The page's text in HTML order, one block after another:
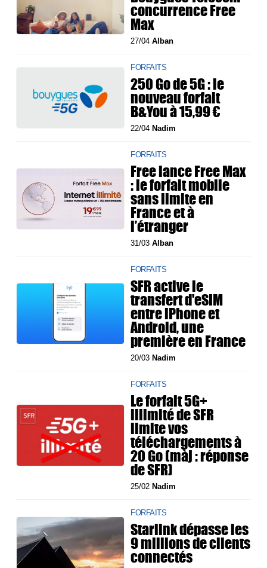
concurrence Free
Max
27/04Alban
FORFAITS
250 Go de 5G : le
nouveau forfait
B&You à 15,99 €
22/04 Nadim
FORFAITS
Free lance Free Max
: le forfait mobile
sans limite en
France et à
l’étranger
31/03Alban
FORFAITS
SFR active le
transfert d'eSIM
entre iPhone et
Android, une
première en France
20/03 Nadim
FORFAITS
Le forfait 5G+
illimité de SFR
limite vos
téléchargements à
20 Go (màj : réponse
de SFR)
25/02 Nadim
FORFAITS
Starlink dépasse les
9 millions de clients
connectés